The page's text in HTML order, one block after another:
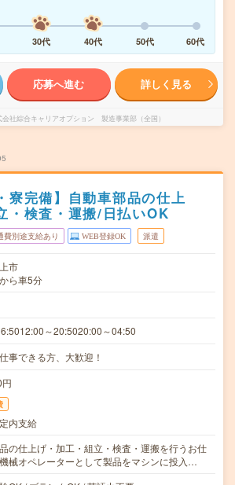
30代 40代 50代 60代
応募へ進む 詳しく見る
会社綜合キャリアオプション 製造事業部（全国）
寮完備】自動車部品の仕上
・検査・運搬/日払いOK
費別途支給あり WEB登録OK 派遣
市
ら車5分
～20:5020:00～04:50
事できる方、大歓迎！
内支給
の仕上げ・加工・組立・検査・運搬を行うお仕
械オペレーターとして製品をマシンに投入…